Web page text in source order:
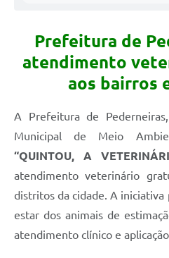
Prefeitura de
atendimento
aos bairros
A Prefeitura de
Municipal de Meio
“QUINTOU, A
atendimento veterinário
distritos da cidade. A iniciativa
estar dos animais de
atendimento clínico e